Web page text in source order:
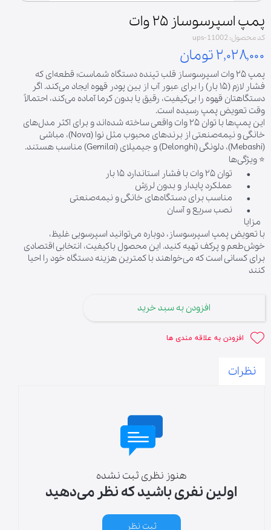
پمپ اسپرسوساز ۲۵ وات
کد محصول: ups-11002
۲,۰۲۸,۰۰۰ تومان
پمپ ۲۵ وات اسپرسوساز قلب تپنده دستگاه شماست؛ قطعه‌ای که
فشار لازم (۱۵ بار) را برای عبور آب از بین پودر قهوه ایجاد می‌کند. اگر
دستگاهتان قهوه را بی‌کیفیت، رقیق یا بدون کرما آماده می‌کند، احتمالاً
وقت تعویض پمپ رسیده است.
این پمپ‌ها با توان ۲۵ وات واقعی ساخته شده‌اند و برای اکثر مدل‌های
خانگی و نیمه‌صنعتی از برندهای محبوب مثل نوا (Nova)، مباشی
(Mebashi)، دلونگی (Delonghi) و جیمیلای (Gemilai) مناسب هستند.
⭐ ویژگی‌ها
• توان ۲۵ وات با فشار استاندارد ۱۵ بار
• عملکرد پایدار و بدون لرزش
• مناسب برای دستگاه‌های خانگی و نیمه‌صنعتی
• نصب سریع و آسان
مزایا
با تعویض پمپ اسپرسوساز، دوباره می‌توانید اسپرسویی غلیظ،
خوش‌طعم و پرکف تهیه کنید. این محصول باکیفیت، انتخابی اقتصادی
برای کسانی است که می‌خواهند با کمترین هزینه دستگاه خود را احیا
کنند
افزودن به سبد خرید
افزودن به علاقه مندی ها
نظرات
هنوز نظری ثبت نشده
اولین نفری باشید که نظر می‌دهید
ثبت نظر